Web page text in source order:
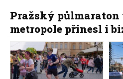
Pražský půlmaraton
metropole přinesl i